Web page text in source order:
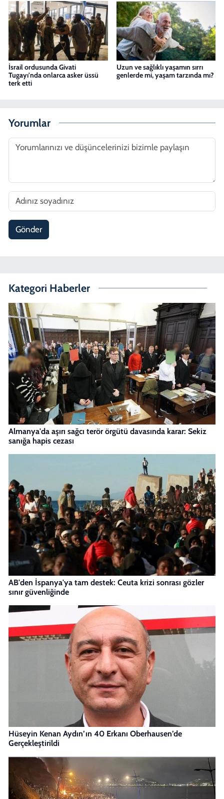
İsrail ordusunda Givati
Tugayı'nda onlarca asker üssü
terk etti
Uzun ve sağlıklı yaşamın sırrı
genlerde mi, yaşam tarzında mı?
Yorumlar
Gönder
Kategori Haberler
Almanya'da aşırı sağcı terör örgütü davasında karar: Sekiz
sanığa hapis cezası
AB'den İspanya'ya tam destek: Ceuta krizi sonrası gözler
sınır güvenliğinde
Hüseyin Kenan Aydın’ın 40 Erkanı Oberhausen’de
Gerçekleştirildi